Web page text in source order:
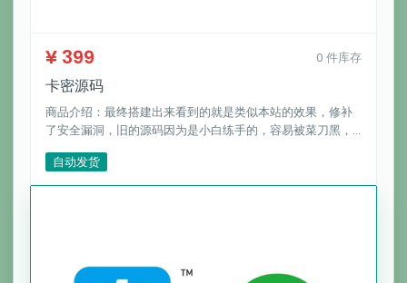
¥ 399 0 件库存
卡密源码
商品介绍：最终搭建出来看到的就是类似本站的效果，修补
了安全漏洞，旧的源码因为是小白练手的，容易被菜刀黑，
且经过二次开发，支持支付宝当面付和微信虎皮椒。
自动发货